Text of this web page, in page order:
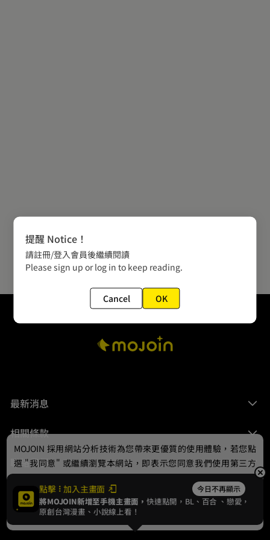
最新消息
相關條款
聯絡我們
© 2024 gamania Digital Entertainment Co., Ltd.
點擊 加入主畫面 今日不再顯示
將MOJOIN新增至手機主畫面，快速點開，BL、 百合 、戀愛，
原創台灣漫畫、小說線上看！
MOJOIN 採用網站分析技術為您帶來更優質的使用體驗，若您點
選 "我同意" 或繼續瀏覽本網站，即表示您同意我們使用第三方
Cookie，欲瞭解更多資訊請見隱私權政策。
我同意
提醒 Notice！
請註冊/登入會員後繼續閱讀
Please sign up or log in to keep reading.
Cancel OK